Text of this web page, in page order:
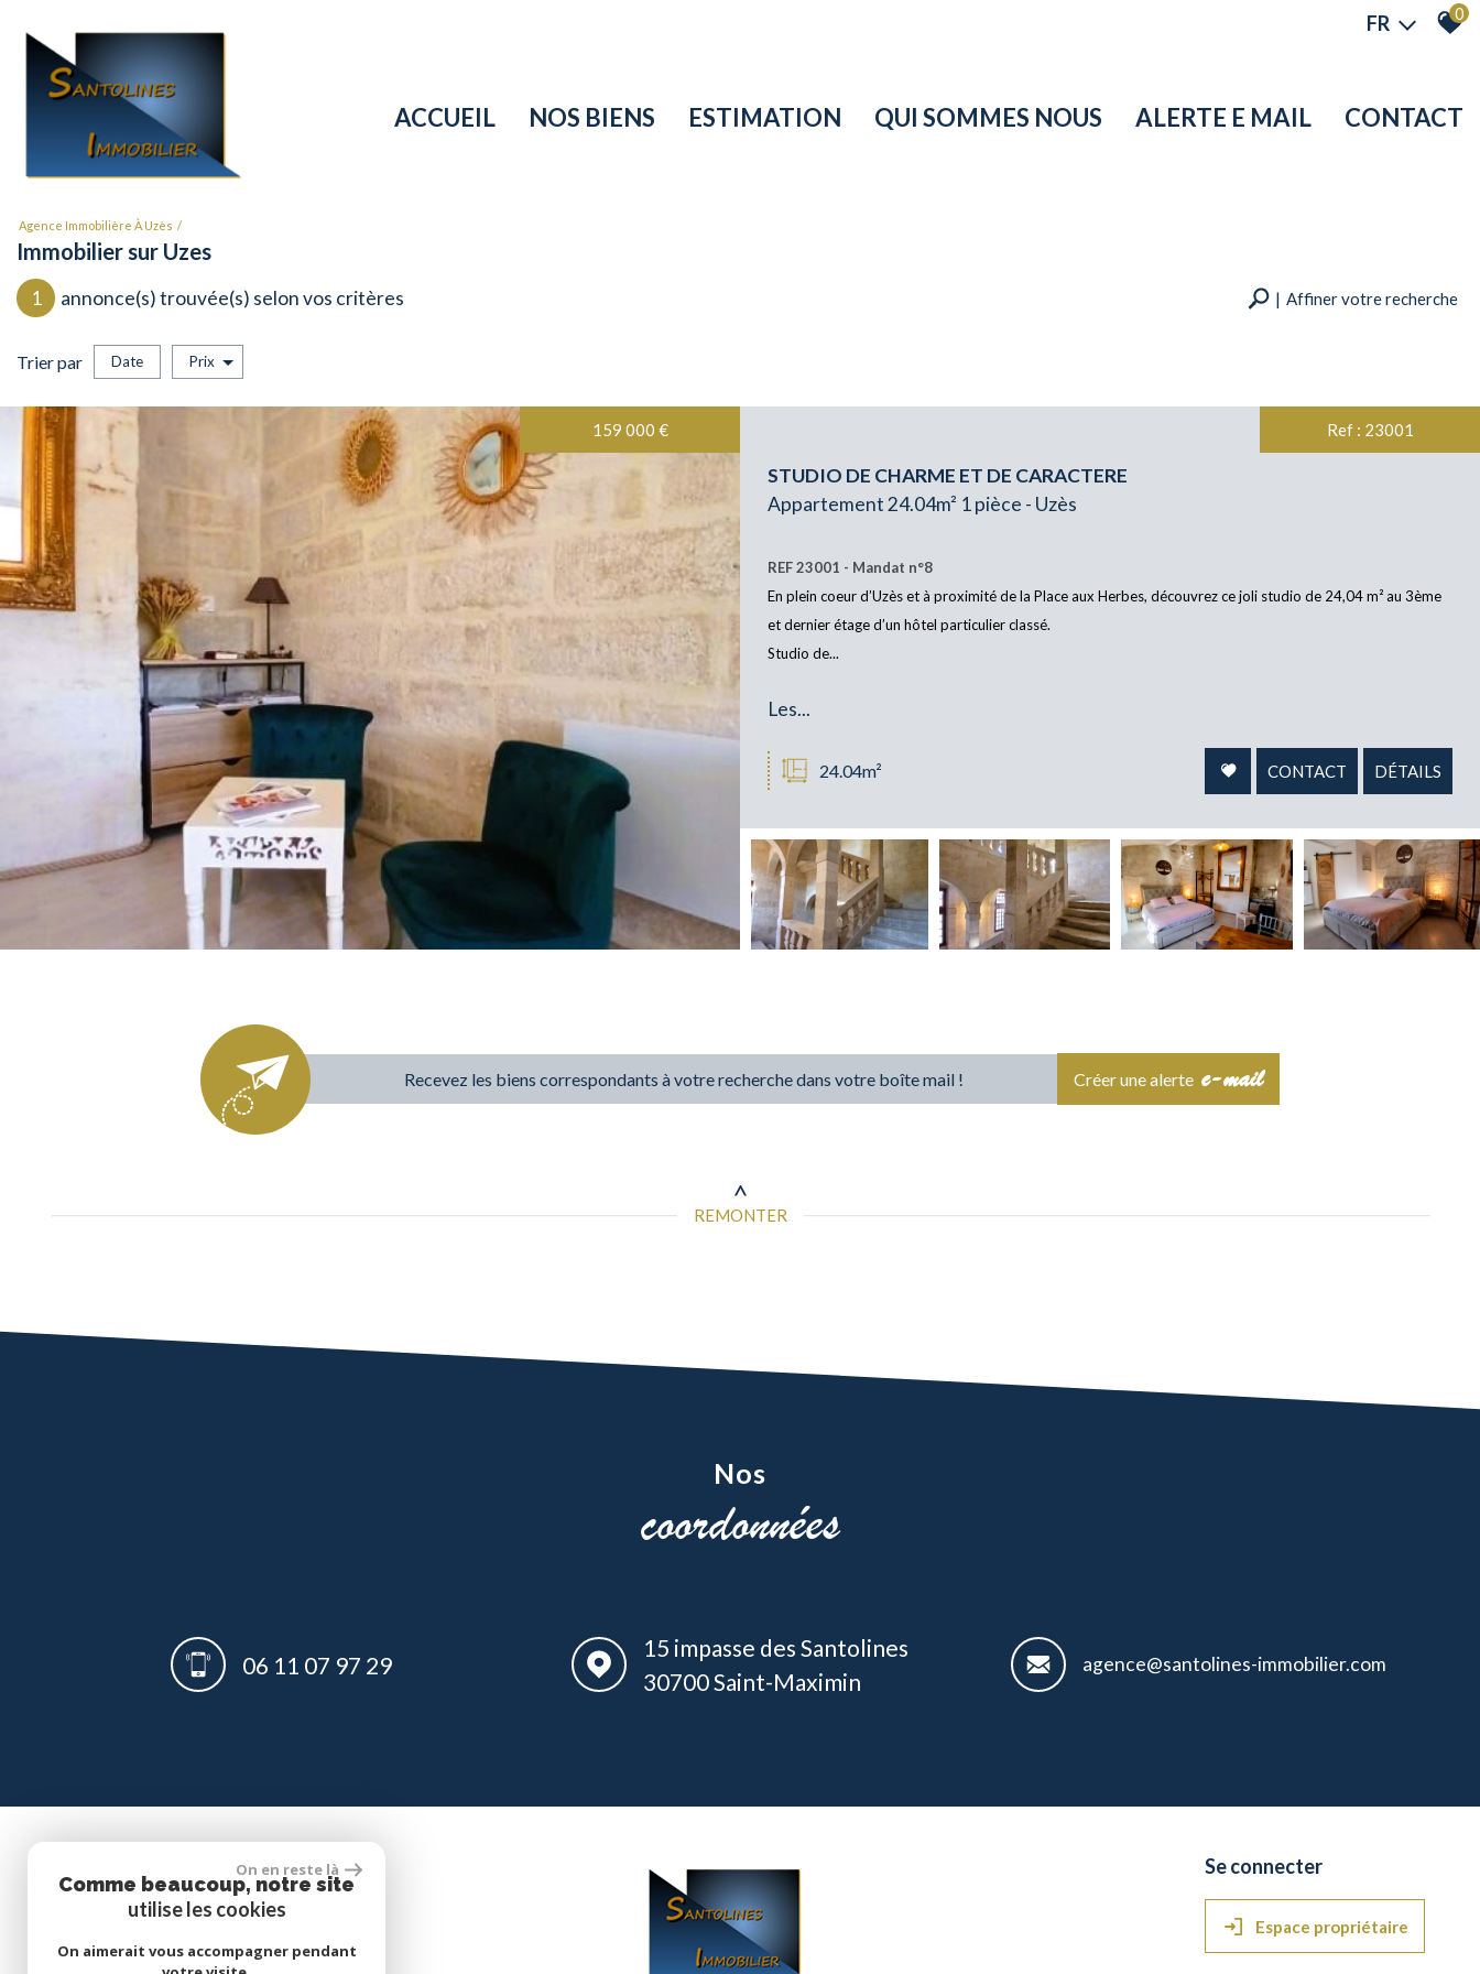
FR 0
ACCUEIL NOS BIENS ESTIMATION QUI SOMMES NOUS ALERTE E MAIL CONTACT
Agence Immobilière À Uzès
Immobilier sur Uzes
1 annonce(s) trouvée(s) selon vos critères Affiner votre recherche
5KM
Critères supplémentaires
Piscine Parking Terrasse
+ de critères
Trier par Date Prix
159 000 € Ref : 23001
STUDIO DE CHARME ET DE CARACTERE
Appartement 24.04m² 1 pièce - Uzès
REF 23001 - Mandat n°8
En plein coeur d’Uzès et à proximité de la Place aux Herbes, découvrez ce joli studio de 24,04 m² au 3ème
et dernier étage d’un hôtel particulier classé.
Studio de...
Les...
24.04m² CONTACT DÉTAILS
Recevez les biens correspondants à votre recherche dans votre boîte mail ! Créer une alerte e-mail
REMONTER
Nos
coordonnées
06 11 07 97 29 agence@santolines-immobilier.com
15 impasse des Santolines
30700 Saint-Maximin
se connecter
Espace propriétaire
On en reste là
Comme beaucoup, notre site
utilise les cookies
On aimerait vous accompagner pendant